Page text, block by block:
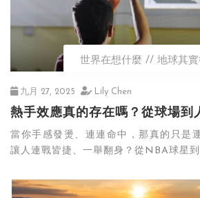
世界在想什麼 地球其
九月 27, 2025 Lily Chen
熱手效應真的存在嗎？從球場到
當你手感發燙、連連命中，那真的只是
讓人連戰皆捷、一舉翻身？從NBA球星